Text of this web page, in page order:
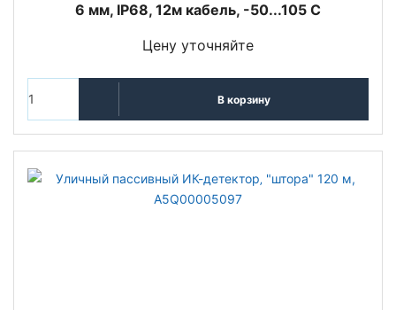
6 мм, IP68, 12м кабель, -50...105 C
Цену уточняйте
В корзину